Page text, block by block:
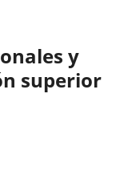
y
superior